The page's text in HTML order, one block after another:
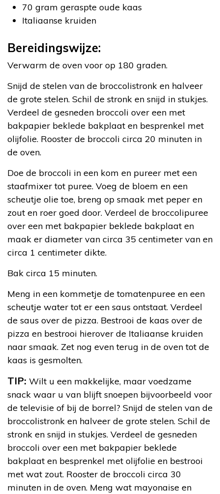
70 gram geraspte oude kaas
Italiaanse kruiden
Bereidingswijze:
Verwarm de oven voor op 180 graden.
Snijd de stelen van de broccolistronk en halveer
de grote stelen. Schil de stronk en snijd in stukjes.
Verdeel de gesneden broccoli over een met
bakpapier beklede bakplaat en besprenkel met
olijfolie. Rooster de broccoli circa 20 minuten in
de oven.
Doe de broccoli in een kom en pureer met een
staafmixer tot puree. Voeg de bloem en een
scheutje olie toe, breng op smaak met peper en
zout en roer goed door. Verdeel de broccolipuree
over een met bakpapier beklede bakplaat en
maak er diameter van circa 35 centimeter van en
circa 1 centimeter dikte.
Bak circa 15 minuten.
Meng in een kommetje de tomatenpuree en een
scheutje water tot er een saus ontstaat. Verdeel
de saus over de pizza. Bestrooi de kaas over de
pizza en bestrooi hierover de Italiaanse kruiden
naar smaak. Zet nog even terug in de oven tot de
kaas is gesmolten.
TIP: Wilt u een makkelijke, maar voedzame
snack waar u van blijft snoepen bijvoorbeeld voor
de televisie of bij de borrel? Snijd de stelen van de
broccolistronk en halveer de grote stelen. Schil de
stronk en snijd in stukjes. Verdeel de gesneden
broccoli over een met bakpapier beklede
bakplaat en besprenkel met olijfolie en bestrooi
met wat zout. Rooster de broccoli circa 30
minuten in de oven. Meng wat mayonaise en